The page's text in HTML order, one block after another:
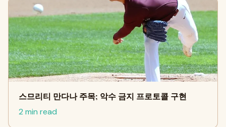
스므리티 만다나 주목; 악수 금지 프로토콜 구현
2 min read